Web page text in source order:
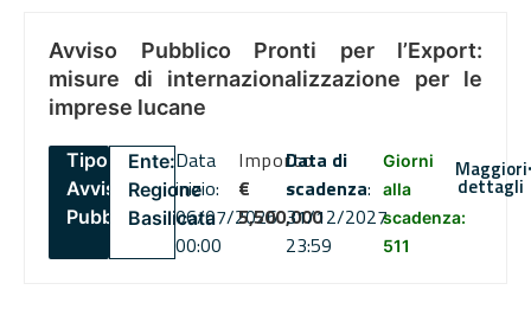
Avviso Pubblico Pronti per l’Export:
misure di internazionalizzazione per le
imprese lucane
Tipo:
Avviso
Pubblico
Ente:
Regione
Basilicata
Data
inizio:
06/07/2026
00:00
Importo
€
5,500,000
Data di
scadenza:
31/12/2027
23:59
Giorni
alla
scadenza:
511
Maggiori
dettagli